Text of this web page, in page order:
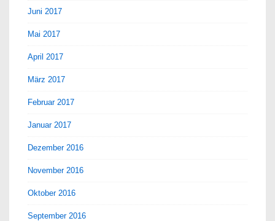
Juni 2017
Mai 2017
April 2017
März 2017
Februar 2017
Januar 2017
Dezember 2016
November 2016
Oktober 2016
September 2016